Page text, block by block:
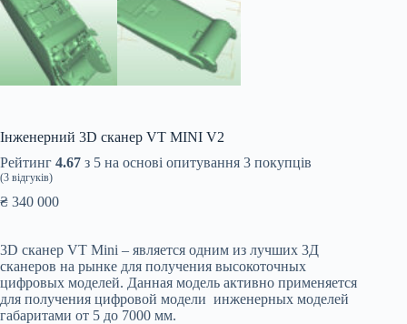
Інженерний 3D сканер VT MINI V2
Рейтинг 4.67 з 5 на основі опитування 3 покупців
(3 відгуків)
₴ 340 000
3D сканер VT Mini – является одним из лучших 3Д
сканеров на рынке для получения высокоточных
цифровых моделей. Данная модель активно применяется
для получения цифровой модели инженерных моделей
габаритами от 5 до 7000 мм.